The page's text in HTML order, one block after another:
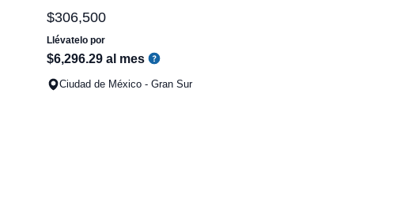
$306,500
Llévatelo por
$6,296.29 al mes
Ciudad de México - Gran Sur